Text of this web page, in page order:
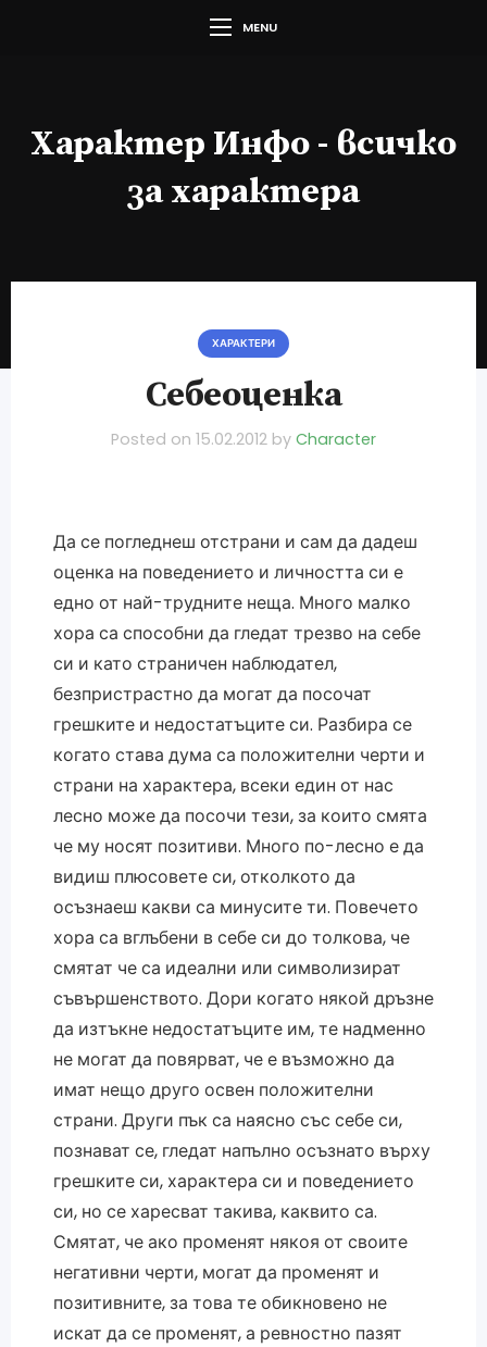
MENU
Характер Инфо - всичко
за характера
ХАРАКТЕРИ
Себеоценка
Posted on 15.02.2012 by Character
Да се погледнеш отстрани и сам да дадеш
оценка на поведението и личността си е
едно от най-трудните неща. Много малко
хора са способни да гледат трезво на себе
си и като страничен наблюдател,
безпристрастно да могат да посочат
грешките и недостатъците си. Разбира се
когато става дума са положителни черти и
страни на характера, всеки един от нас
лесно може да посочи тези, за които смята
че му носят позитиви. Много по-лесно е да
видиш плюсовете си, отколкото да
осъзнаеш какви са минусите ти. Повечето
хора са вглъбени в себе си до толкова, че
смятат че са идеални или символизират
съвършенството. Дори когато някой дръзне
да изтъкне недостатъците им, те надменно
не могат да повярват, че е възможно да
имат нещо друго освен положителни
страни. Други пък са наясно със себе си,
познават се, гледат напълно осъзнато върху
грешките си, характера си и поведението
си, но се харесват такива, каквито са.
Смятат, че ако променят някоя от своите
негативни черти, могат да променят и
позитивните, за това те обикновено не
искат да се променят, а ревностно пазят